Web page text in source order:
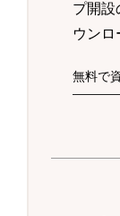
プ開設
ウンロ
無料で